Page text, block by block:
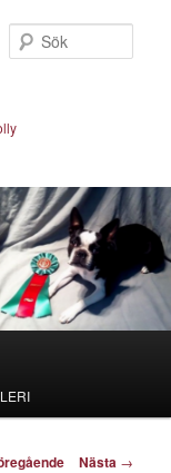
Nästa →